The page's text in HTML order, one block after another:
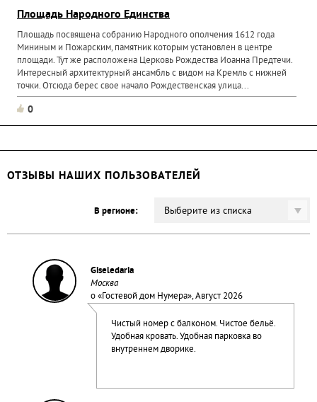
Площадь Народного Единства
Площадь посвящена собранию Народного ополчения 1612 года
Мининым и Пожарским, памятник которым установлен в центре
площади. Тут же расположена Церковь Рождества Иоанна Предтечи.
Интересный архитектурный ансамбль с видом на Кремль с нижней
точки. Отсюда берес свое начало Рождественская улица...
0
ОТЗЫВЫ НАШИХ ПОЛЬЗОВАТЕЛЕЙ
В регионе: Выберите из списка
Giseledaria
Москва
о «Гостевой дом Нумера», Август 2026
Чистый номер с балконом. Чистое бельё.
Удобная кровать. Удобная парковка во
внутреннем дворике.